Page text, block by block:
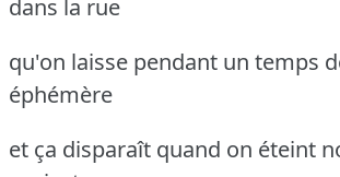
dans la rue
qu'on laisse pendant un temps
éphémère
et ça disparaît quand on éteint